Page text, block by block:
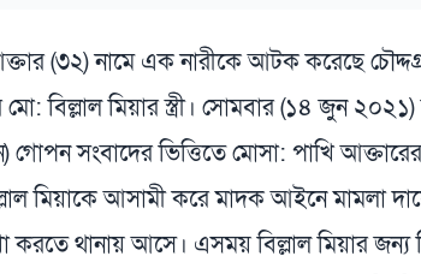
(৩২) নামে এক নারীকে আটক করেছে
বিল্লাল মিয়ার স্ত্রী। সোমবার (১৪ জুন
সংবাদের ভিত্তিতে মোসা: পাখি
মিয়াকে আসামী করে মাদক আইনে মামলা
করতে থানায় আসে। এসময় বিল্লাল মিয়ার